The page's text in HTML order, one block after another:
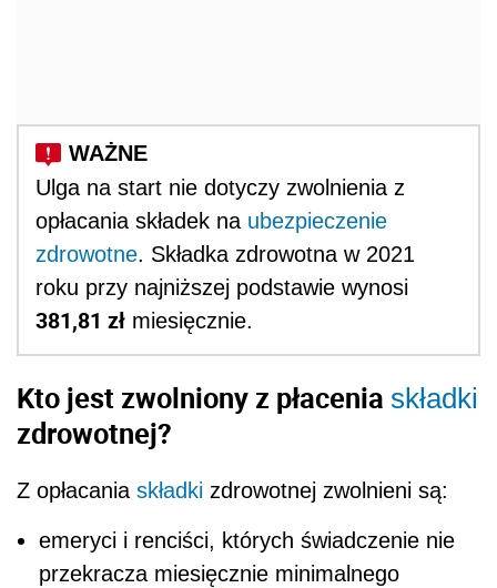
Ulga na start nie dotyczy zwolnienia z
opłacania składek na ubezpieczenie
zdrowotne. Składka zdrowotna w 2021
roku przy najniższej podstawie wynosi
381,81 zł miesięcznie.
Kto jest zwolniony z płacenia składki
zdrowotnej?
Z opłacania składki zdrowotnej zwolnieni są:
emeryci i renciści, których świadczenie nie
przekracza miesięcznie minimalnego